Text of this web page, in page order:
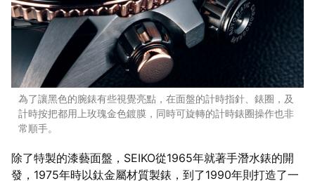
為了讓黑色的腕錶有些視覺亮點，在面盤的計時指針、錶圈，及
計時按把都用上玫瑰金色鍍膜，同時可旋轉的計時錶圈操作也非
常順手。
除了特製的漆藝面盤，SEIKO從1965年就著手潛水錶的開
發，1975年時以鈦金屬材質製錶，到了1990年則打造了一